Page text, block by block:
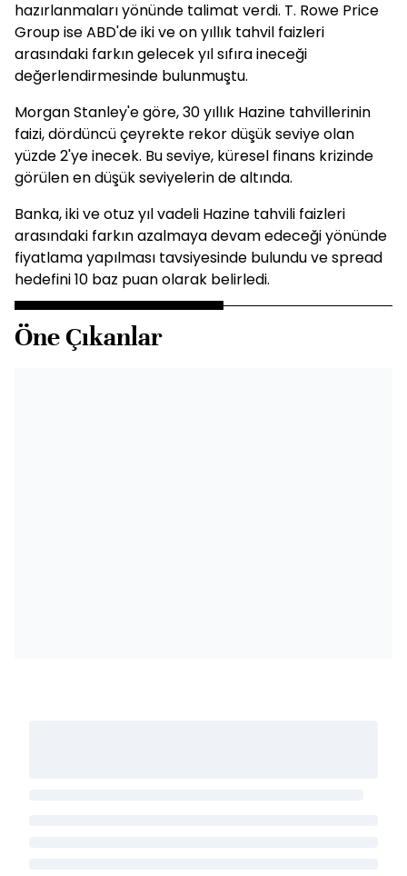
hazırlanmaları yönünde talimat verdi. T. Rowe Price
Group ise ABD'de iki ve on yıllık tahvil faizleri
arasındaki farkın gelecek yıl sıfıra ineceği
değerlendirmesinde bulunmuştu.
Morgan Stanley'e göre, 30 yıllık Hazine tahvillerinin
faizi, dördüncü çeyrekte rekor düşük seviye olan
yüzde 2'ye inecek. Bu seviye, küresel finans krizinde
görülen en düşük seviyelerin de altında.
Banka, iki ve otuz yıl vadeli Hazine tahvili faizleri
arasındaki farkın azalmaya devam edeceği yönünde
fiyatlama yapılması tavsiyesinde bulundu ve spread
hedefini 10 baz puan olarak belirledi.
Öne Çıkanlar